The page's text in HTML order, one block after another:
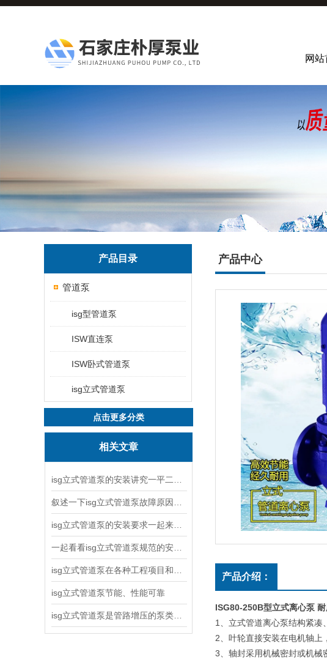
网站
产品目录
管道泵
isg型管道泵
ISW直连泵
ISW卧式管道泵
isg立式管道泵
点击更多分类
相关文章
isg立式管道泵节能、性能可靠
产品中心
产品介绍：
ISG80-250B型立式离心泵
1 、立式管道离心泵结构紧凑
2、叶轮直接安装在电机轴上
3、轴封采用机械密封或机械